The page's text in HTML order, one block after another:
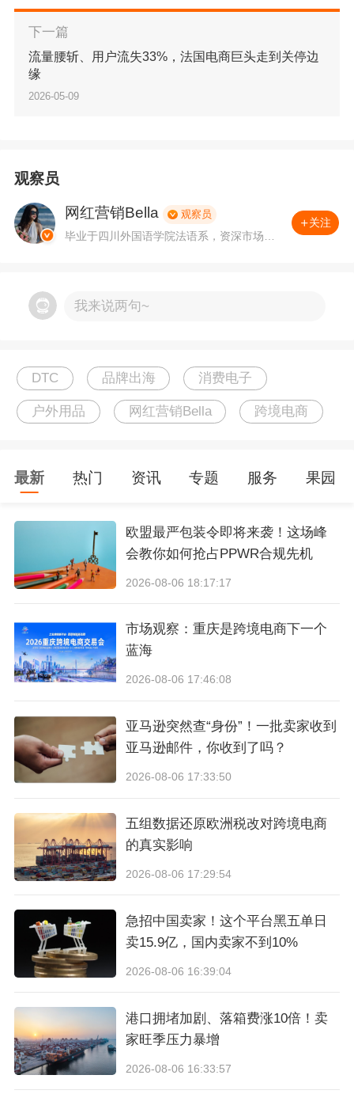
声势。
其创始团队敏锐地捕捉到，“精致露营（Glampin
图片来源：instagram
例如，传统的充气床垫手动泵气费时费力，而市面
上的电动泵大多笨重如砖块。
因此，Flextail推出了比鸡蛋还小的Tiny Pump，这是
一个多功能迷你电动气泵，在户外露营和旅行圈中
被誉为“神器”。
“轻量化户外电子设备”是一个新兴的户外品类，早
大家还没有反应过来的情况下实现了领跑。
不仅海外销售额连续破亿，更是在亚马逊细分品类
录。
在户外装备这一个大的品类中，新手和老手的需求
往往天差地别，反应在产品上就会出现“鄙视链”。
一方面 ，是最舍得花钱的资深玩家；另一方面，是
最有潜力的新手玩家，二元结构的用户群体也让不
少品牌被迫二选一。
但Flextail的解法是“成年人，全都要”。
对于资深户外老炮而言，Flextail着重在“轻量化”上下
功夫。毕竟在长途徒步中，装备重量与体能消耗成
正比。
下一篇
流量腰斩、用户流失33%，法国电商巨头走到关停边
缘
2026-05-09
观察员
网红营销Bella 观察员
毕业于四川外国语学院法语系，资深市场运
⾥巴巴、Shein、百度等。
关注
我来说两句~
DTC 品牌出海 消费电子
户外用品 网红营销Bella 跨境电商
最新 热门 资讯 专题 服务 果园
欧盟最严包装令即将来袭！这场峰
会教你如何抢占PPWR合规先机
2026-08-06 18:17:17
市场观察：重庆是跨境电商下一个
蓝海
2026-08-06 17:46:08
亚马逊突然查“身份”！一批卖家收到
亚马逊邮件，你收到了吗？
2026-08-06 17:33:50
五组数据还原欧洲税改对跨境电商
的真实影响
2026-08-06 17:29:54
急招中国卖家！这个平台黑五单日
卖15.9亿，国内卖家不到10%
2026-08-06 16:39:04
港口拥堵加剧、落箱费涨10倍！卖
家旺季压力暴增
2026-08-06 16:33:57